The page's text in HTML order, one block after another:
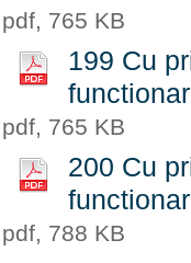
pdf, 765 KB
199 Cu
pdf, 765 KB
200 Cu
pdf, 788 KB